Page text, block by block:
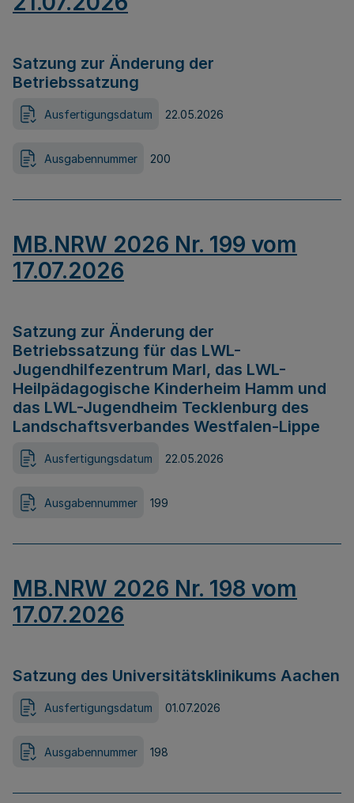
Satzung zur Änderung der
Betriebssatzung
Ausfertigungsdatum 22.05.2026
Ausgabennummer 200
MB.NRW 2026 Nr. 199 vom
17.07.2026
Satzung zur Änderung der
Betriebssatzung für das LWL-
Jugendhilfezentrum Marl, das LWL-
Heilpädagogische Kinderheim Hamm und
das LWL-Jugendheim Tecklenburg des
Landschaftsverbandes Westfalen-Lippe
Ausfertigungsdatum 22.05.2026
Ausgabennummer 199
MB.NRW 2026 Nr. 198 vom
17.07.2026
Satzung des Universitätsklinikums Aachen
Ausfertigungsdatum 01.07.2026
Ausgabennummer 198